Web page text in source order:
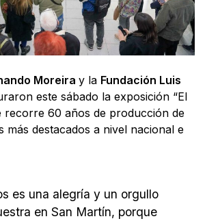
Moreira y la Fundación Luis
este sábado la exposición “El
recorre 60 años de producción de
más destacados a nivel nacional e
es una alegría y un orgullo
en San Martín, porque